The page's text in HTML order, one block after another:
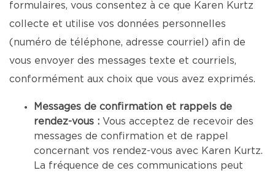
formulaires, vous consentez à ce que Karen Kurtz
collecte et utilise vos données personnelles
(numéro de téléphone, adresse courriel) afin de
vous envoyer des messages texte et courriels,
conformément aux choix que vous avez exprimés.
Messages de confirmation et rappels de
rendez-vous : Vous acceptez de recevoir des
messages de confirmation et de rappel
concernant vos rendez-vous avec Karen Kurtz.
La fréquence de ces communications peut